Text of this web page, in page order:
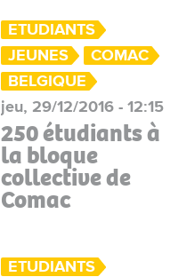
ETUDIANTS
JEUNES
COMAC
BELGIQUE
jeu, 29/12/2016 - 12:15
250 étudiants à
la bloque
collective de
Comac
ETUDIANTS